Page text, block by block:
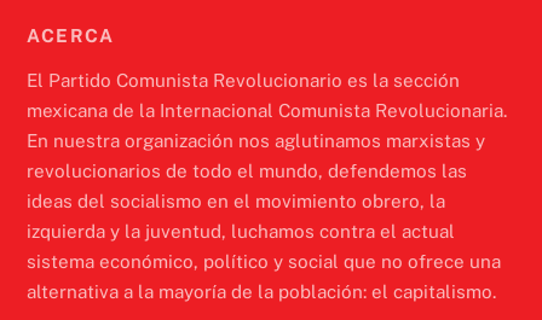
ACERCA
El Partido Comunista Revolucionario es la sección
mexicana de la Internacional Comunista Revolucionaria.
En nuestra organización nos aglutinamos marxistas y
revolucionarios de todo el mundo, defendemos las
ideas del socialismo en el movimiento obrero, la
izquierda y la juventud, luchamos contra el actual
sistema económico, político y social que no ofrece una
alternativa a la mayoría de la población: el capitalismo.